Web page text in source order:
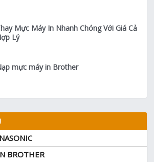
Mực Máy In Nhanh Chóng Với Giá Cả
Lý
mực máy in Brother
BROTHER